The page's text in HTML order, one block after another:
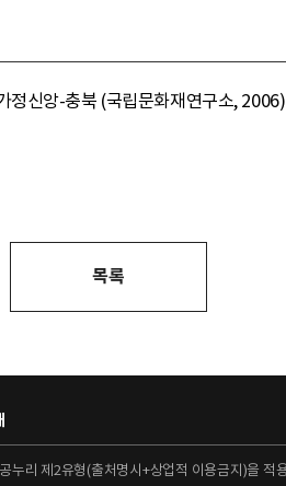
정신앙-충북 (국립문화재연구소, 2006)
목록
누리 제2유형(출처명시+상업적 이용금지)을 적